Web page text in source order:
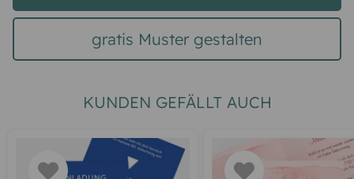
gratis Muster gestalten
KUNDEN GEFÄLLT AUCH